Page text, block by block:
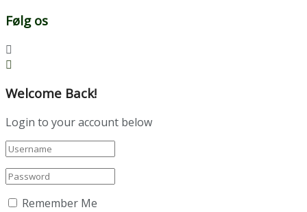
Følg os
Welcome Back!
Login to your account below
Remember Me